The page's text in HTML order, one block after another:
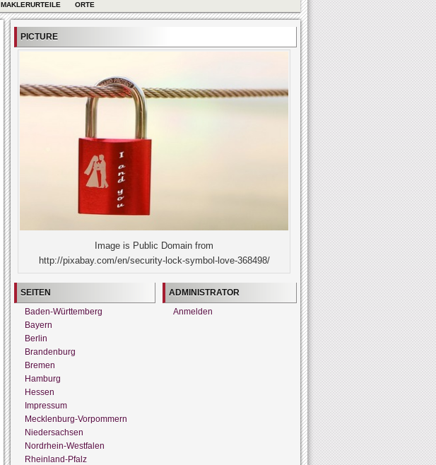
MAKLERURTEILE ORTE
PICTURE
Image is Public Domain from
http://pixabay.com/en/security-lock-symbol-love-368498/
SEITEN
Baden-Württemberg
Bayern
Berlin
Brandenburg
Bremen
Hamburg
Hessen
Impressum
Mecklenburg-Vorpommern
Niedersachsen
Nordrhein-Westfalen
Rheinland-Pfalz
ADMINISTRATOR
Anmelden